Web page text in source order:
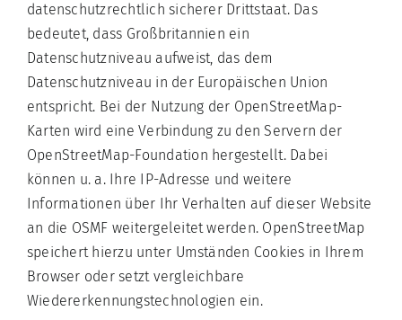
datenschutzrechtlich sicherer Drittstaat. Das
bedeutet, dass Großbritannien ein
Datenschutzniveau aufweist, das dem
Datenschutzniveau in der Europäischen Union
entspricht. Bei der Nutzung der OpenStreetMap-
Karten wird eine Verbindung zu den Servern der
OpenStreetMap-Foundation hergestellt. Dabei
können u. a. Ihre IP-Adresse und weitere
Informationen über Ihr Verhalten auf dieser Website
an die OSMF weitergeleitet werden. OpenStreetMap
speichert hierzu unter Umständen Cookies in Ihrem
Browser oder setzt vergleichbare
Wiedererkennungstechnologien ein.